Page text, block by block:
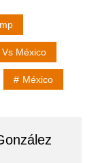
México
México